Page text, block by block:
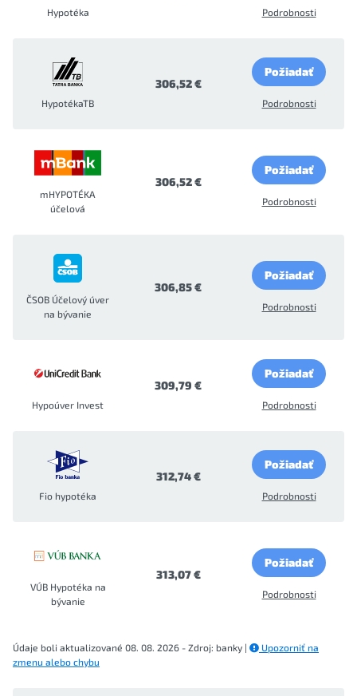
Hypotéka Podrobnosti
HypotékaTB
306,52 €
Požiadať
Podrobnosti
mHYPOTÉKA
účelová
306,52 €
Požiadať
Podrobnosti
ČSOB Účelový úver
na bývanie
306,85 €
Požiadať
Podrobnosti
Hypoúver Invest
309,79 €
Požiadať
Podrobnosti
Fio hypotéka
312,74 €
Požiadať
Podrobnosti
VÚB Hypotéka na
bývanie
313,07 €
Požiadať
Podrobnosti
Údaje boli aktualizované 08. 08. 2026 - Zdroj: banky |
Upozorniť na
zmenu alebo chybu